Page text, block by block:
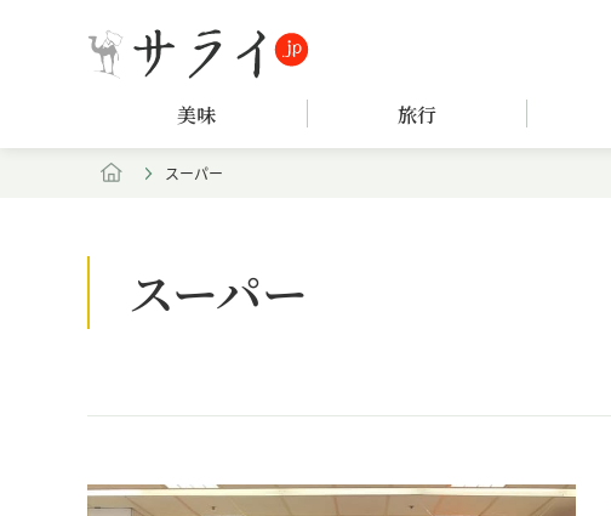
美味 旅行
スーパー
スーパー